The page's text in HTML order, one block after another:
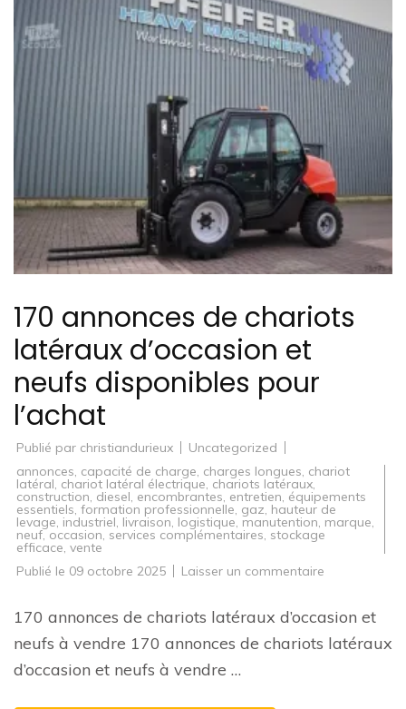
170 annonces de chariots
latéraux d’occasion et
neufs disponibles pour
l’achat
Publié par christiandurieux
Uncategorized
annonces, capacité de charge, charges longues, chariot
latéral, chariot latéral électrique, chariots latéraux,
construction, diesel, encombrantes, entretien, équipements
essentiels, formation professionnelle, gaz, hauteur de
levage, industriel, livraison, logistique, manutention, marque,
neuf,occasion, services complémentaires, stockage
efficace, vente
Publié le 09 octobre 2025 Laisser un commentaire
de
chariots
latéraux
d’occasion
170 annonces de chariots latéraux d’occasion et
neufs à vendre 170 annonces de chariots latéraux
d’occasion et neufs à vendre …